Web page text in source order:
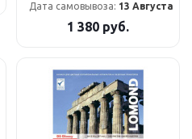
Дата самовывоза: 13 Августа
1 380 руб.